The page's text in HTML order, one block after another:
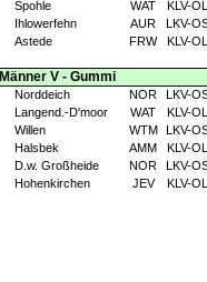
Spohle WAT
KLV-OL
Ihlowerfehn AUR
LKV-
Astede FRW KLV-OL
Männer V - Gummi
Norddeich NOR
LKV-
Langend.-D'moor WAT
KLV-OL
Willen WTM
LKV-
Halsbek AMM
KLV-OL
D.w. Großheide NOR
LKV-
Hohenkirchen JEV KLV-OL